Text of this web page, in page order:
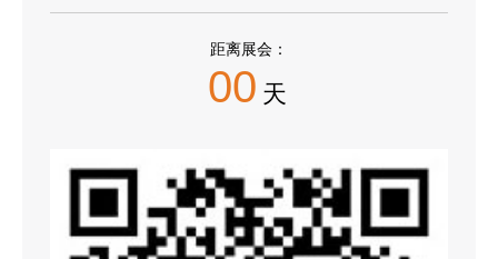
距离展会：
00 天